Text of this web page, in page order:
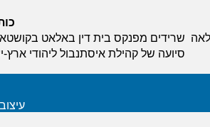
לאה שרידים מפנקס בית דין באלאט בקושטא
סיועה של קהילת איסתנבול ליהודי